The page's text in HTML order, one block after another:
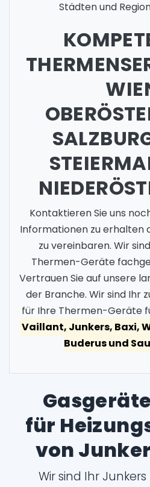
Städten und
Kontaktieren Sie uns
Informationen zu erhalten
zu vereinbaren. Wir
Thermen-Geräte
Vertrauen Sie auf unsere
der Branche. Wir sind Ihr
für Ihre Thermen-Geräte
Vaillant, Junkers, Baxi,
Buderus und
für
von
Wir sind Ihr